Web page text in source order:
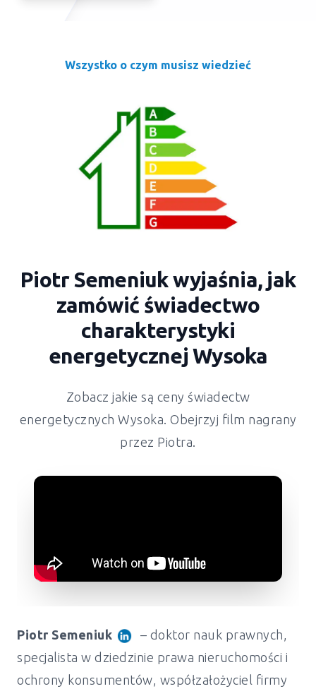
Wszystko o czym musisz wiedzieć
Piotr Semeniuk wyjaśnia, jak
zamówić świadectwo
charakterystyki
energetycznej Wysoka
Zobacz jakie są ceny świadectw
energetycznych Wysoka . Obejrzyj film nagrany
przez Piotra.
Piotr Semeniuk
– doktor nauk prawnych,
specjalista w dziedzinie prawa nieruchomości i
ochrony konsumentów, współzałożyciel firmy